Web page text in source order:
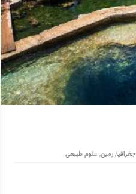
جغرافیا,زمین,علوم طبیعی